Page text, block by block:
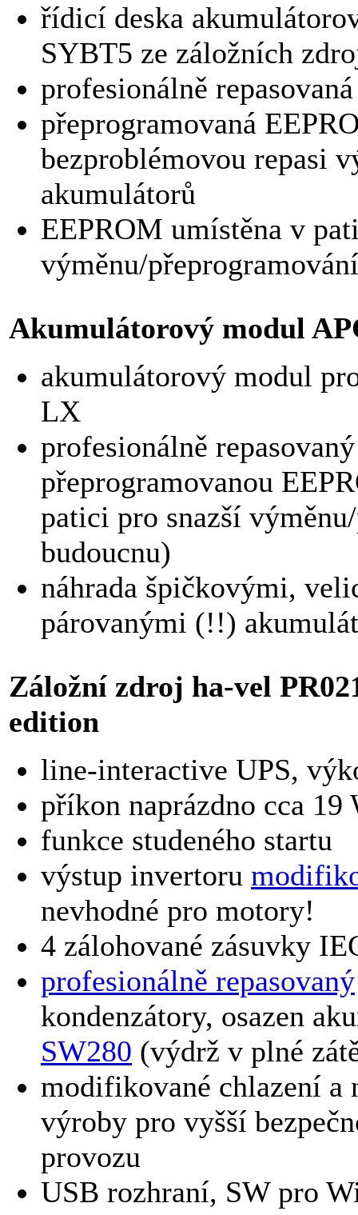
řídicí deska
SYBT5 ze záložních
profesionálně repasovaná
přeprogramovaná
bezproblémovou repasi
akumulátorů
EEPROM umístěna v
výměnu/
Akumulátorový modul
akumulátorový modul
LX
profesionálně
přeprogramovanou
patici pro snazší
budoucnu)
náhrada špičkovými,
párovanými (!!)
Záložní zdroj ha-vel
edition
line-interactive UPS,
příkon naprázdno cca 19
funkce studeného startu
výstup invertoru
nevhodné pro motory!
4 zálohované zásuvky
profesionálně repasovaný
kondenzátory, osazen
SW280 (výdrž v plné
modifikované chlazení a
výroby pro vyšší
provozu
USB rozhraní, SW pro